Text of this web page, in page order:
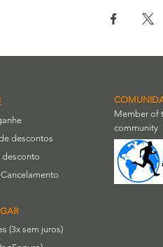
descontos
(3x sem juros)
Member of
community